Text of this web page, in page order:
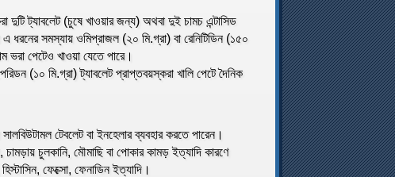
ট্যাবলেট (চুষে খাওয়ার জন্য) অথবা দুই চামচ এন্টাসিড
ধরনের সমস্যায় ওমিপ্রাজল (২০ মি.গ্রা) বা রেনিটিডিন (১৫০
ভরা পেটেও খাওয়া যেতে পারে।
(১০ মি.গ্রা) ট্যাবলেট প্রাপ্তবয়স্করা খালি পেটে দৈনিক
সালবিউটামল টেবলেট বা ইনহেলার ব্যবহার করতে পারেন।
চামড়ায় চুলকানি, মৌমাছি বা পোকার কামড় ইত্যাদি কারণে
ফেক্সো, ফেনাডিন ইত্যাদি।